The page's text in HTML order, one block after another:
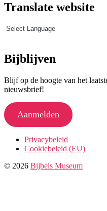
Translate website
Bijblijven
Blijf op de hoogte van het
nieuwsbrief!
Aanmelden
Privacybeleid
Cookiebeleid (EU)
© 2026 Bijbels Museum